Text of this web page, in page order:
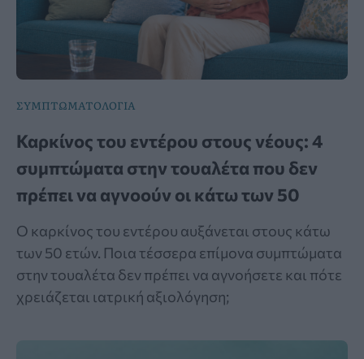
ΣΥΜΠΤΩΜΑΤΟΛΟΓΙΑ
Καρκίνος του εντέρου στους νέους: 4
συμπτώματα στην τουαλέτα που δεν
πρέπει να αγνοούν οι κάτω των 50
Ο καρκίνος του εντέρου αυξάνεται στους κάτω
των 50 ετών. Ποια τέσσερα επίμονα συμπτώματα
στην τουαλέτα δεν πρέπει να αγνοήσετε και πότε
χρειάζεται ιατρική αξιολόγηση;